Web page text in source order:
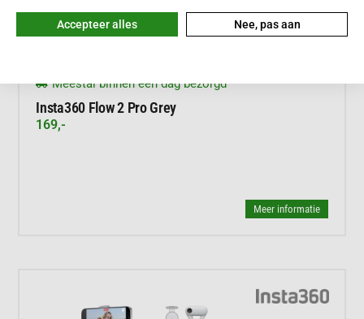
Meestal binnen een dag bezorgd
Insta360 Flow 2 Pro Grey
169,-
Meer informatie
Accepteer alles Nee, pas aan